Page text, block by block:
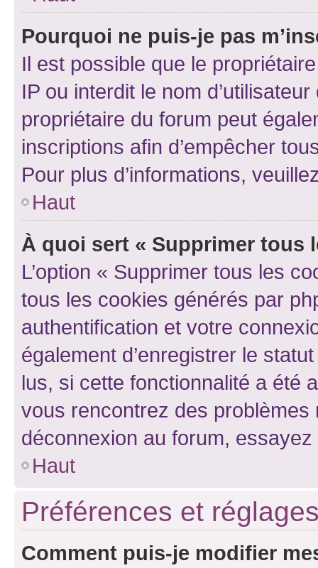
Pourquoi ne puis-je pas
Il est possible que le
IP ou interdit le nom
propriétaire du forum peut
inscriptions afin d’empêcher
Pour plus d’informations,
Haut
À quoi sert « Supprimer tous
L’option « Supprimer tous les
tous les cookies générés par
authentification et votre
également d’enregistrer le
lus, si cette fonctionnalité a été
vous rencontrez des
déconnexion au forum,
Haut
Préférences et
Comment puis-je modifier